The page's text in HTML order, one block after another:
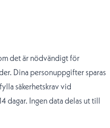
det är nödvändigt för
Dina personuppgifter sparas
säkerhetskrav vid
dagar. Ingen data delas ut till